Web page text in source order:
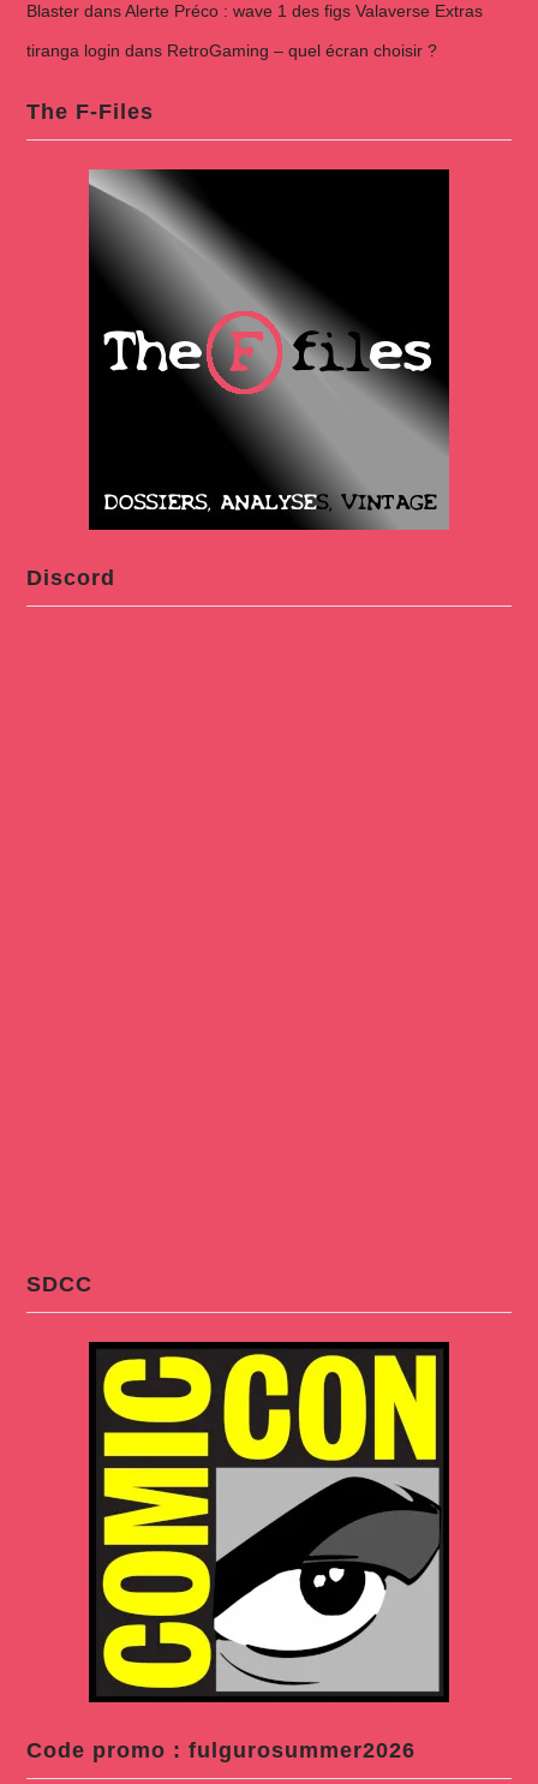
BlasterdansAlerte Préco : wave 1 des figs Valaverse Extras
tiranga login dans RetroGaming – quel écran choisir ?
The F-Files
Discord
SDCC
Code promo : fulgurosummer2026